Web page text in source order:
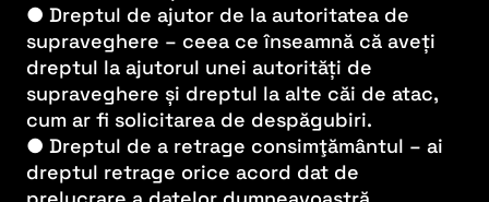
● Dreptul de ajutor de la autoritatea de
supraveghere – ceea ce înseamnă că aveți
dreptul la ajutorul unei autorități de
supraveghere și dreptul la alte căi de atac,
cum ar fi solicitarea de despăgubiri.
● Dreptul de a retrage consimţământul – ai
dreptul retrage orice acord dat de